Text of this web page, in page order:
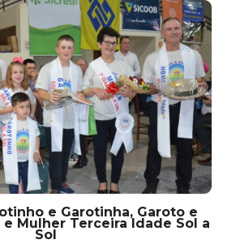
e Garotinha, Garoto e
Mulher Terceira Idade Sol a
Sol